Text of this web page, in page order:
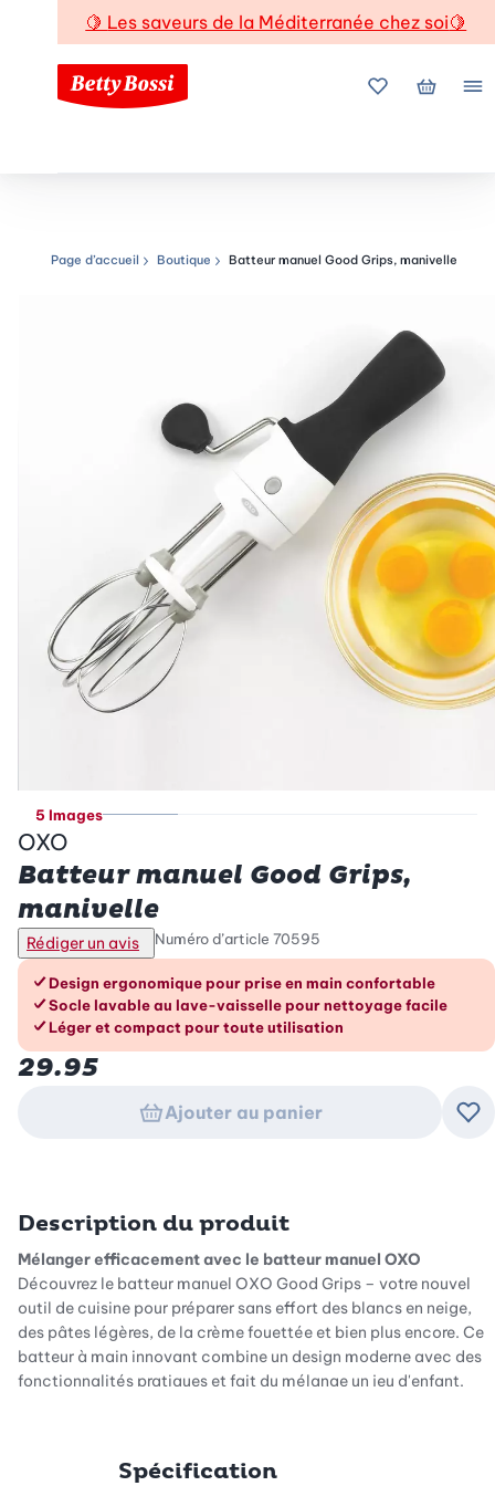
🍋 Les saveurs de la Méditerranée chez soi🍋
Mes favoris
Mon
Chemin de navigation
Page d’accueil Boutique Batteur manuel Good Grips, manivelle
5 Images
OXO
Batteur manuel Good Grips,
manivelle
Rédiger un avis Numéro d’article 70595
Les avantages en un coup d’œil
Design ergonomique pour prise en main confortable
Socle lavable au lave-vaisselle pour nettoyage facile
Léger et compact pour toute utilisation
29.95
Ajouter au panier
Description du produit
Mélanger efficacement avec le batteur manuel OXO
Découvrez le batteur manuel OXO Good Grips – votre nouvel
outil de cuisine pour préparer sans effort des blancs en neige,
des pâtes légères, de la crème fouettée et bien plus encore. Ce
batteur à main innovant combine un design moderne avec des
fonctionnalités pratiques et fait du mélange un jeu d'enfant.
batteur, découvrez à quel point il peut être facile et agréable de
Spécification